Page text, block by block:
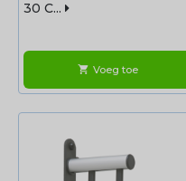
30 C...
shopping_cart Voeg toe